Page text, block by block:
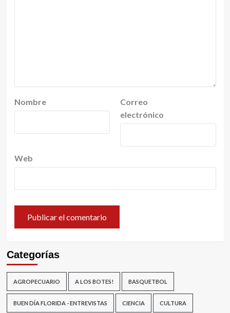
Nombre
Correo
electrónico
Web
Categorías
AGROPECUARIO A LOS BOTES! BASQUETBOL
BUEN DÍA FLORIDA - ENTREVISTAS CIENCIA CULTURA